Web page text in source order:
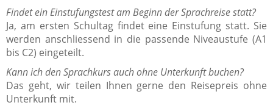
Findet ein Einstufungstest am Beginn der Sprachreise statt?
Ja, am ersten Schultag findet eine Einstufung statt. Sie
werden anschliessend in die passende Niveaustufe (A1
bis C2) eingeteilt.
Kann ich den Sprachkurs auch ohne Unterkunft buchen?
Das geht, wir teilen Ihnen gerne den Reisepreis ohne
Unterkunft mit.